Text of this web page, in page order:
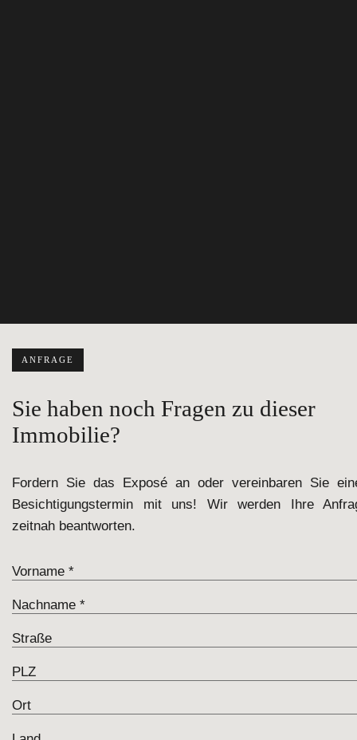
ANFRAGE
Sie haben noch Fragen zu dieser
Immobilie?
Fordern Sie das Exposé an oder vereinbaren Sie
Besichtigungstermin mit uns! Wir werden Ihre
zeitnah beantworten.